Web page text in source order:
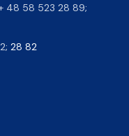
48 58 523 28 89;
; 28 82